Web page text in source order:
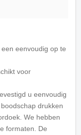
eenvoudig op te
voor
u eenvoudig
drukken
We hebben
formaten. De